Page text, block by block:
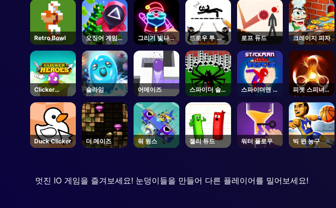
Retro Bowl
오징어 게임
새해 보호 하
에
그리기 빛나는
크리스마스 그
리기 색칠
드로우 투 세
이브
로프 듀드 크레이지 피자
Clicker
Heroes
슬라임 어메이즈
스파이더 솔리
테어 2
스파이더맨 훅
피젯 스피너
혁명
Duck Clicker 더 메이즈 워 윙스 젤리 듀드 워터 플로우 빅 윈 농구
멋진 IO 게임을 즐겨보세요! 눈덩이들을 만들어 다른 플레이어를 밀어보세요!